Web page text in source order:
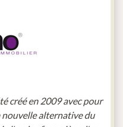
créé en 2009 avec pour
alternative du